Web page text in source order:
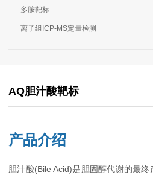
多胺靶标
离子组ICP-MS定量检测
AQ胆汁酸靶标
产品介绍
胆汁酸(Bile Acid)是胆固醇代谢的最